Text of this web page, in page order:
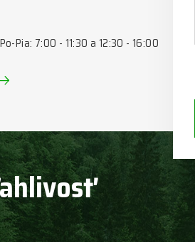
Po-Pia: 7:00 - 11:30 a 12:30 - 16:00